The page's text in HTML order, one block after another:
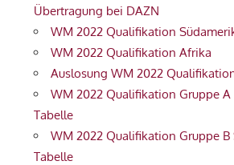
Übertragung bei DAZN
WM 2022 Qualifikation
WM 2022 Qualifikation Afrika
Auslosung WM 2022
WM 2022 Qualifikation Gruppe
Tabelle
WM 2022 Qualifikation Gruppe
Tabelle